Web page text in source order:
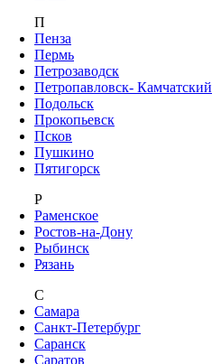
П
Пенза
Пермь
Петрозаводск
Петропавловск- Камчатский
Подольск
Прокопьевск
Псков
Пушкино
Пятигорск
Р
Раменское
Ростов-на-Дону
Рыбинск
Рязань
С
Самара
Санкт-Петербург
Саранск
Саратов